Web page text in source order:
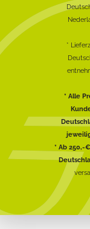
*
* Alle
* Ab 250,-